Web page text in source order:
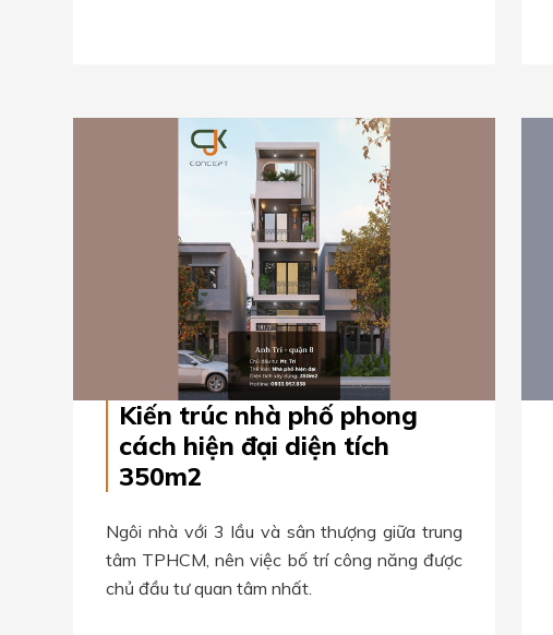
Kiến trúc nhà phố phong
cách hiện đại diện tích
350m2
Ngôi nhà với 3 lầu và sân thượng giữa trung
tâm TPHCM, nên việc bố trí công năng được
chủ đầu tư quan tâm nhất.